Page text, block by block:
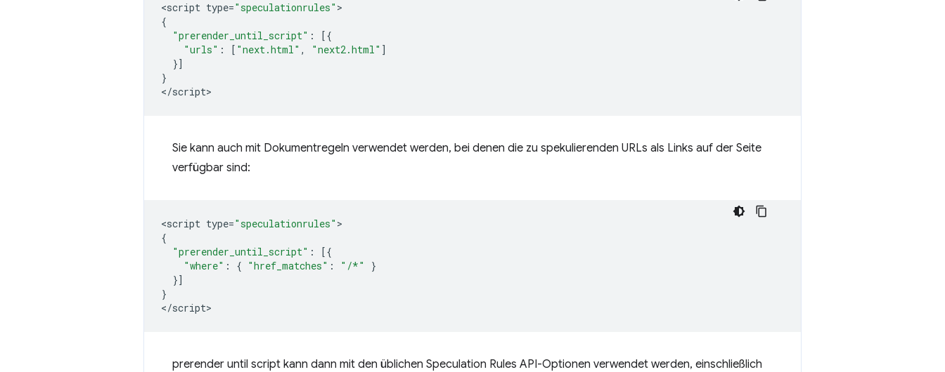
<script type="speculationrules"
{
"prerender_until_script" :
[{
"urls" : [ "next.html" , "next2.html" ]
}]
}
</script
Sie kann auch mit Dokumentregeln verwendet werden, bei denen die zu spekulierenden URLs als Links auf der Seite
verfügbar sind:
<script type="speculationrules"
{
"prerender_until_script" :
[{
"where" : { "href_matches" : "/*"
}
}]
}
</script
prerender until script kann dann mit den üblichen Speculation Rules API-Optionen verwendet werden, einschließlich